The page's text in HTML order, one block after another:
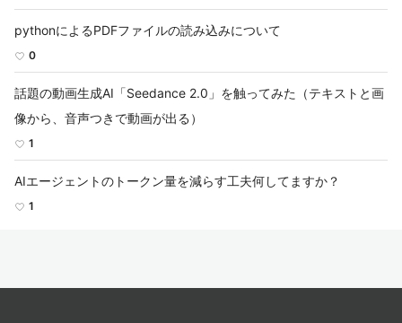
pythonによるPDFファイルの読み込みについて
0
話題の動画生成AI「Seedance 2.0」を触ってみた（テキストと画
像から、音声つきで動画が出る）
1
AIエージェントのトークン量を減らす工夫何してますか？
1